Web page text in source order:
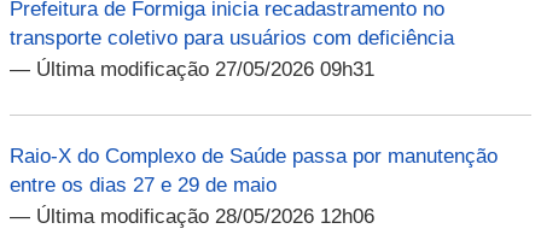
Prefeitura de Formiga inicia recadastramento no
transporte coletivo para usuários com deficiência
— Última modificação 27/05/2026 09h31
Raio-X do Complexo de Saúde passa por manutenção
entre os dias 27 e 29 de maio
— Última modificação 28/05/2026 12h06